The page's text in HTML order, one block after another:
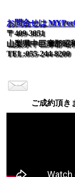
お問合せは
〒409-3851
山梨県中巨摩郡昭
TEL:055-244-
ご成約頂き